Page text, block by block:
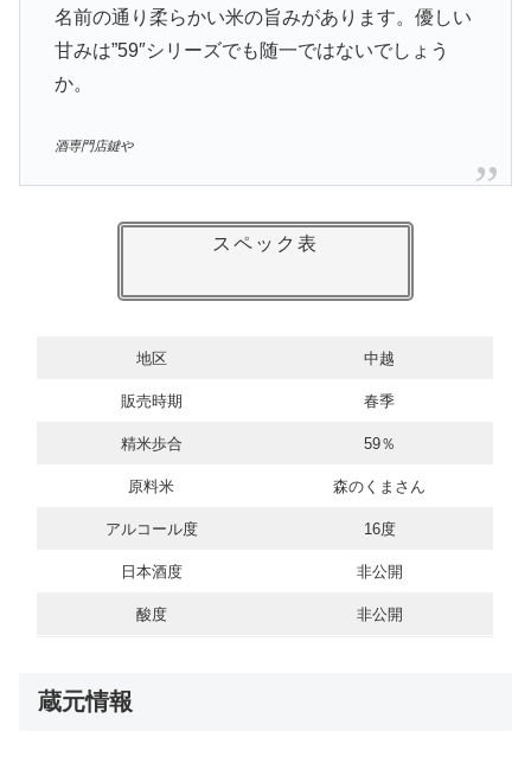
名前の通り柔らかい米の旨みがあります。優しい
甘みは”59″シリーズでも随一ではないでしょう
か。
酒専門店鍵や
スペック表
地区 中越
販売時期 春季
精米歩合 59％
原料米 森のくまさん
アルコール度 16度
日本酒度 非公開
酸度 非公開
蔵元情報